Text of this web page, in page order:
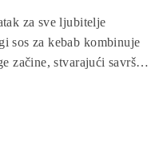
za sve ljubitelje
sos za kebab kombinuje
začine, stvarajući savršen